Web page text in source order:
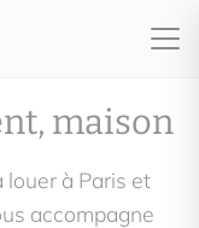
maison
louer à Paris et
accompagne